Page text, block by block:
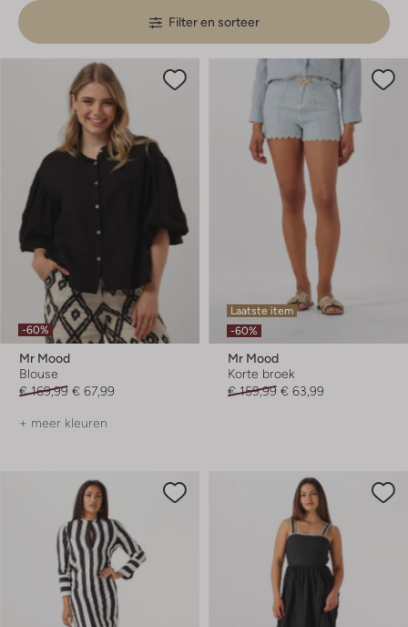
Filter en sorteer
-60%
Mr Mood
Blouse
€ 169,99 € 67,99
+ meer kleuren
Laatste item
-60%
Mr Mood
Korte broek
€ 159,99 € 63,99